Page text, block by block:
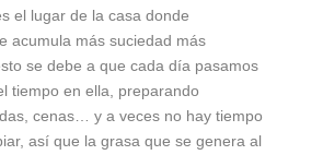
el lugar de la casa donde
acumula más suciedad más
se debe a que cada día pasamos
tiempo en ella, preparando
cenas… y a veces no hay tiempo
así que la grasa que se genera al